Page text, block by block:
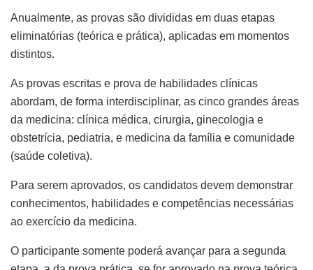
Anualmente, as provas são divididas em duas etapas
eliminatórias (teórica e prática), aplicadas em momentos
distintos.
As provas escritas e prova de habilidades clínicas
abordam, de forma interdisciplinar, as cinco grandes áreas
da medicina: clínica médica, cirurgia, ginecologia e
obstetrícia, pediatria, e medicina da família e comunidade
(saúde coletiva).
Para serem aprovados, os candidatos devem demonstrar
conhecimentos, habilidades e competências necessárias
ao exercício da medicina.
O participante somente poderá avançar para a segunda